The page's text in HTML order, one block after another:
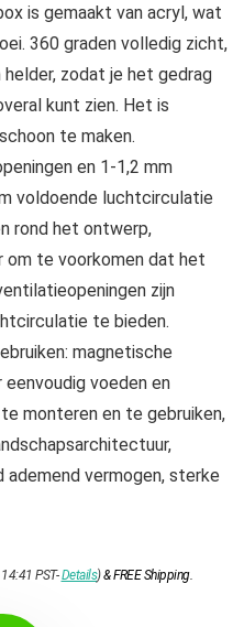
is gemaakt van acryl, wat
360 graden volledig zicht,
zodat je het gedrag
kunt zien. Het is
te maken.
en 1-1,2 mm
voldoende luchtcirculatie
rond het ontwerp,
te voorkomen dat het
zijn
te bieden.
magnetische
voeden en
monteren en te gebruiken,
ademend vermogen, sterke
PST-Details)&FREE Shipping.